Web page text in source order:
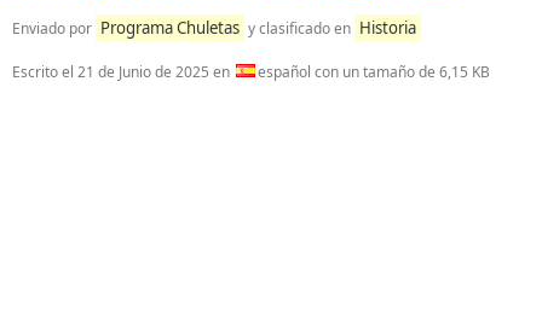
Enviado por Programa Chuletas y clasificado en Historia
Escrito el 21 de Junio de 2025 en español con un tamaño de 6,15 KB